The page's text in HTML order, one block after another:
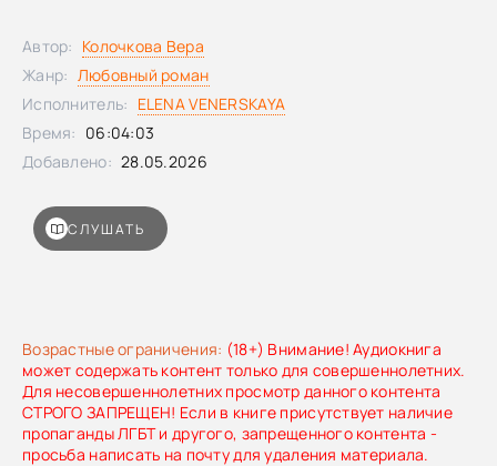
ошибок?
Возрастные ограничения: (18+) Внимание! Аудиокнига
может содержать контент только для совершеннолетних.
Для несовершеннолетних просмотр данного контента
СТРОГО ЗАПРЕЩЕН! Если в книге присутствует наличие
пропаганды ЛГБТ и другого, запрещенного контента -
просьба написать на почту для удаления материала.
СЛУШАТЬ
Автор: Колочкова Вера
Жанр: Любовный роман
Исполнитель: ELENA VENERSKAYA
Время: 06:04:03
Добавлено: 28.05.2026